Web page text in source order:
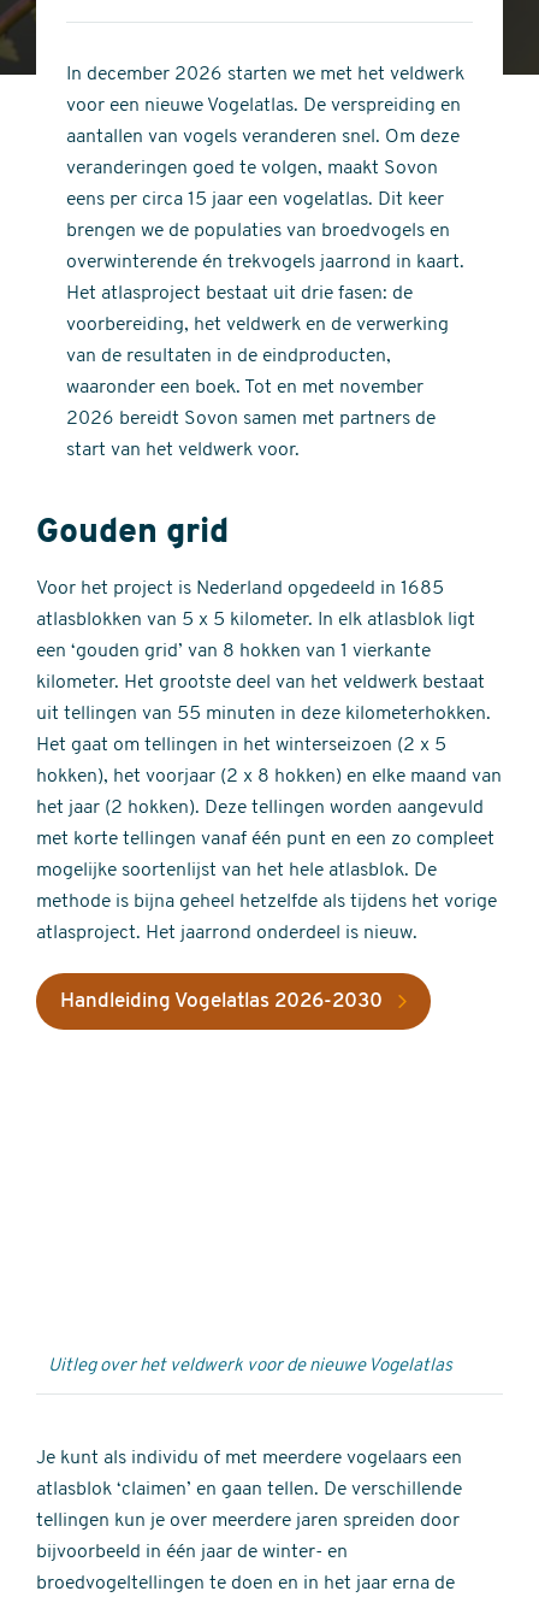
stars
of
stars
In december 2026 starten we met het veldwerk
voor een nieuwe Vogelatlas. De verspreiding en
aantallen van vogels veranderen snel. Om deze
veranderingen goed te volgen, maakt Sovon
eens per circa 15 jaar een vogelatlas. Dit keer
brengen we de populaties van broedvogels en
overwinterende én trekvogels jaarrond in kaart.
Het atlasproject bestaat uit drie fasen: de
voorbereiding, het veldwerk en de verwerking
van de resultaten in de eindproducten,
waaronder een boek. Tot en met november
2026 bereidt Sovon samen met partners de
start van het veldwerk voor.
Gouden grid
Voor het project is Nederland opgedeeld in 1685
atlasblokken van 5 x 5 kilometer. In elk atlasblok ligt
een ‘gouden grid’ van 8 hokken van 1 vierkante
kilometer. Het grootste deel van het veldwerk bestaat
uit tellingen van 55 minuten in deze kilometerhokken.
Het gaat om tellingen in het winterseizoen (2 x 5
hokken), het voorjaar (2 x 8 hokken) en elke maand van
het jaar (2 hokken). Deze tellingen worden aangevuld
met korte tellingen vanaf één punt en een zo compleet
mogelijke soortenlijst van het hele atlasblok. De
methode is bijna geheel hetzelfde als tijdens het vorige
atlasproject. Het jaarrond onderdeel is nieuw.
Handleiding Vogelatlas 2026-2030
Uitleg over het veldwerk voor de nieuwe Vogelatlas
Je kunt als individu of met meerdere vogelaars een
atlasblok ‘claimen’ en gaan tellen. De verschillende
tellingen kun je over meerdere jaren spreiden door
bijvoorbeeld in één jaar de winter- en
broedvogeltellingen te doen en in het jaar erna de